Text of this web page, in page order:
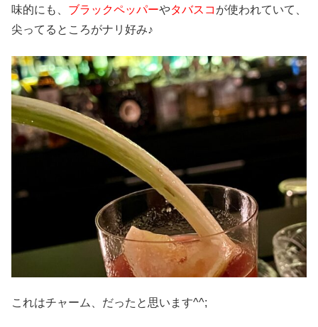
味的にも、 ブラックペッパーやタバスコ が使われていて、
尖ってるところがナリ好み♪
これはチャーム、だったと思います^^;